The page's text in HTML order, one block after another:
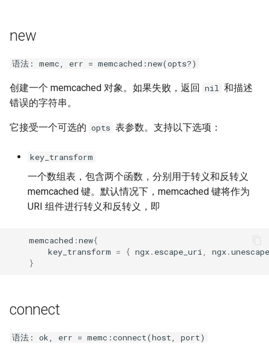
internal-redirect
ipscrub
js-challenge
keyval
label
new
语法: memc, err = memcached:new(opts?)
创建一个 memcached 对象。如果失败，返回 nil 和描述
错误的字符串。
它接受一个可选的 opts 表参数。支持以下选项：
key_transform
一个数组表，包含两个函数，分别用于转义和反转义
memcached 键。默认情况下，memcached 键将作为
URI 组件进行转义和反转义，即
memcached :new{
key_transform = { ngx. escape_uri ngx.
}
connect
语法: ok, err = memc:connect(host, port)